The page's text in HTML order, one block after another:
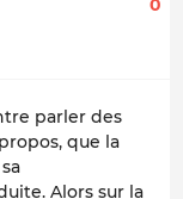
0
parler des
que la
Alors sur la